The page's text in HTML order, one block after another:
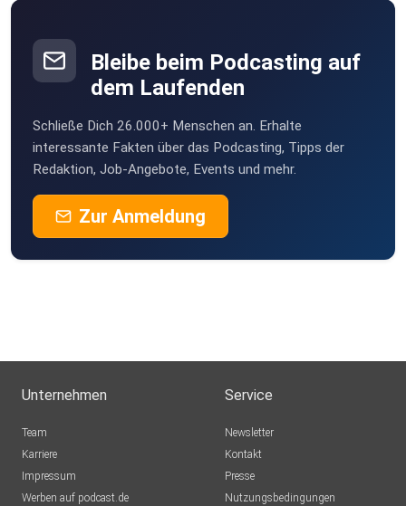
Bleibe beim Podcasting auf
dem Laufenden
Schließe Dich 26.000+ Menschen an. Erhalte
interessante Fakten über das Podcasting, Tipps der
Redaktion, Job-Angebote, Events und mehr.
Zur Anmeldung
Unternehmen
Team
Karriere
Impressum
Werben auf podcast.de
Service
Newsletter
Kontakt
Presse
Nutzungsbedingungen